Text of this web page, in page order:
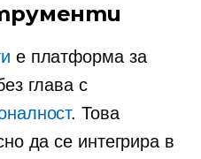
е платформа за
глава с
. Това
да се интегрира в